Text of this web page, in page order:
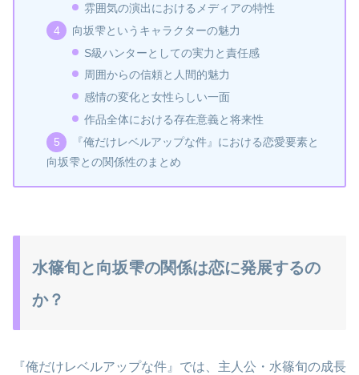
雰囲気の演出におけるメディアの特性
向坂雫というキャラクターの魅力
S級ハンターとしての実力と責任感
周囲からの信頼と人間的魅力
感情の変化と女性らしい一面
作品全体における存在意義と将来性
『俺だけレベルアップな件』における恋愛要素と
向坂雫との関係性のまとめ
水篠旬と向坂雫の関係は恋に発展するの
か？
『俺だけレベルアップな件』では、主人公・水篠旬の成長